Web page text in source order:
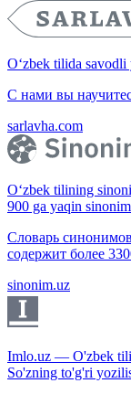
O‘zbek tilida
С нами вы
sarlavha.com
O‘zbek tilining
900 ga yaqin
Словарь
содержит более
sinonim.uz
Imlo.uz — O'zbek
So'zning to'g'ri